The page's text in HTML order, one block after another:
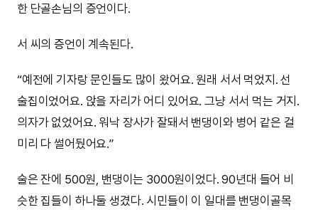
한 단골손님의 증언이다.
서 씨의 증언이 계속된다.
“예전에 기자랑 문인들도 많이 왔어요. 원래 서서 먹었지. 선
술집이었어요. 앉을 자리가 어디 있어요. 그냥 서서 먹는 거지.
의자가 없었어요. 워낙 장사가 잘돼서 밴댕이와 병어 같은 걸
미리 다 썰어뒀어요.”
술은 잔에 500원, 밴댕이는 3000원이었다. 90년대 들어 비
슷한 집들이 하나둘 생겼다. 시민들이 이 일대를 밴댕이골목